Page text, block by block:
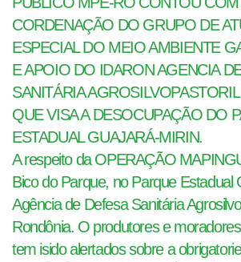
CORDENAÇÃO DO GRUPO DE
ESPECIAL DO MEIO AMBIENTE
E APOIO DO IDARON AGENCIA
SANITÁRIA
QUE VISA A DESOCUPAÇÃO DO
ESTADUAL GUAJARÁ-MIRIN.
A respeito da OPERAÇÃO
Bico do Parque, no Parque Estadual
Agência de Defesa Sanitária
Rondônia. O produtores e
tem isido alertados sobre a